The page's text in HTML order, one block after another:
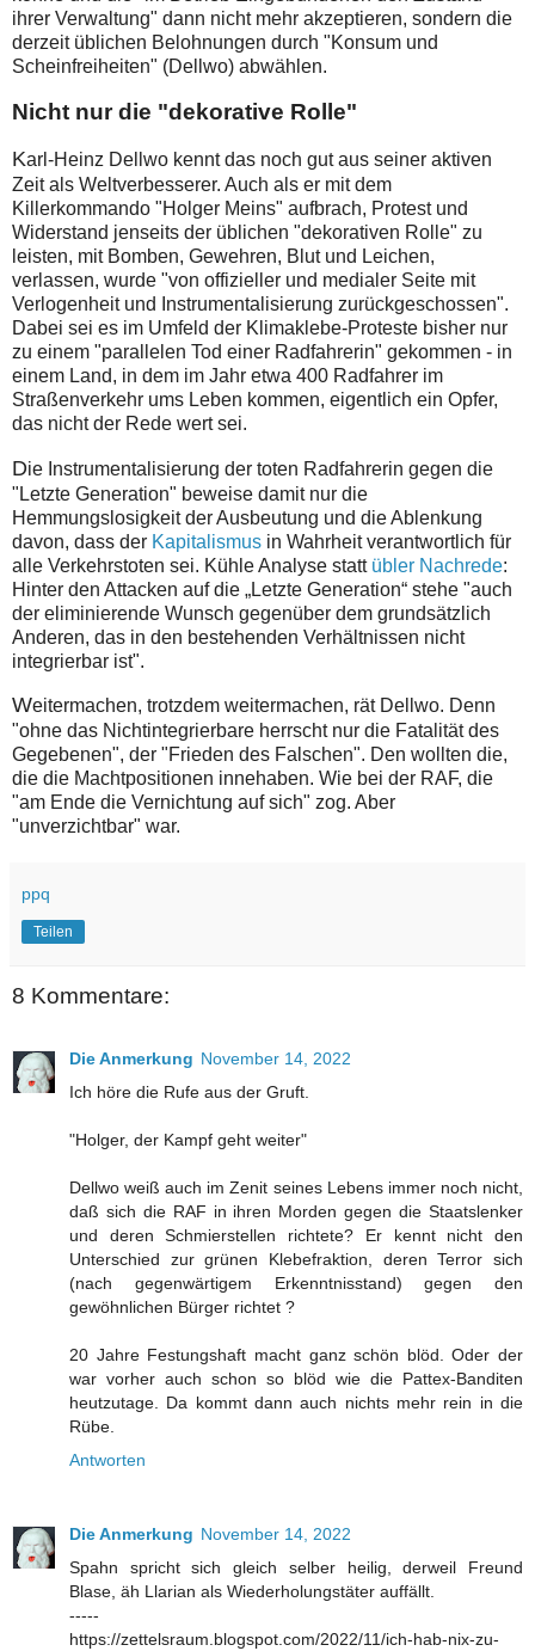
ihrer Verwaltung" dann nicht mehr akzeptieren, sondern die
derzeit üblichen Belohnungen durch "Konsum und
Scheinfreiheiten" (Dellwo) abwählen.
Nicht nur die "dekorative Rolle"
Karl-Heinz Dellwo kennt das noch gut aus seiner aktiven
Zeit als Weltverbesserer. Auch als er mit dem
Killerkommando "Holger Meins" aufbrach, Protest und
Widerstand jenseits der üblichen "dekorativen Rolle" zu
leisten, mit Bomben, Gewehren, Blut und Leichen,
verlassen, wurde "von offizieller und medialer Seite mit
Verlogenheit und Instrumentalisierung zurückgeschossen".
Dabei sei es im Umfeld der Klimaklebe-Proteste bisher nur
zu einem "parallelen Tod einer Radfahrerin" gekommen - in
einem Land, in dem im Jahr etwa 400 Radfahrer im
Straßenverkehr ums Leben kommen, eigentlich ein Opfer,
das nicht der Rede wert sei.
Die Instrumentalisierung der toten Radfahrerin gegen die
"Letzte Generation" beweise damit nur die
Hemmungslosigkeit der Ausbeutung und die Ablenkung
davon, dass der Kapitalismus in Wahrheit verantwortlich für
alle Verkehrstoten sei. Kühle Analyse statt übler Nachrede:
Hinter den Attacken auf die „Letzte Generation“ stehe "auch
der eliminierende Wunsch gegenüber dem grundsätzlich
Anderen, das in den bestehenden Verhältnissen nicht
integrierbar ist".
Weitermachen, trotzdem weitermachen, rät Dellwo. Denn
"ohne das Nichtintegrierbare herrscht nur die Fatalität des
Gegebenen", der "Frieden des Falschen". Den wollten die,
die die Machtpositionen innehaben. Wie bei der RAF, die
"am Ende die Vernichtung auf sich" zog. Aber
"unverzichtbar" war.
ppq
Teilen
8 Kommentare:
Die Anmerkung November 14, 2022
Ich höre die Rufe aus der Gruft.
"Holger, der Kampf geht weiter"
Dellwo weiß auch im Zenit seines Lebens immer noch nicht,
daß sich die RAF in ihren Morden gegen die Staatslenker
und deren Schmierstellen richtete? Er kennt nicht den
Unterschied zur grünen Klebefraktion, deren Terror sich
(nach gegenwärtigem Erkenntnisstand) gegen den
gewöhnlichen Bürger richtet ?
20 Jahre Festungshaft macht ganz schön blöd. Oder der
war vorher auch schon so blöd wie die Pattex-Banditen
heutzutage. Da kommt dann auch nichts mehr rein in die
Rübe.
Antworten
Die Anmerkung November 14, 2022
Spahn spricht sich gleich selber heilig, derweil Freund
Blase, äh Llarian als Wiederholungstäter auffällt.
-----
https://zettelsraum.blogspot.com/2022/11/ich-hab-nix-zu-